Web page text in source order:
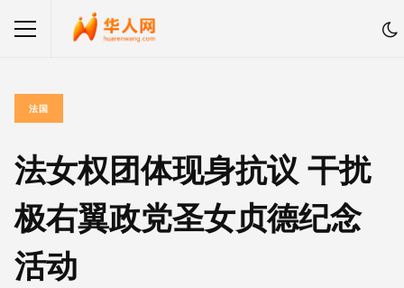
法国
法女权团体现身抗议 干扰
极右翼政党圣女贞德纪念
活动